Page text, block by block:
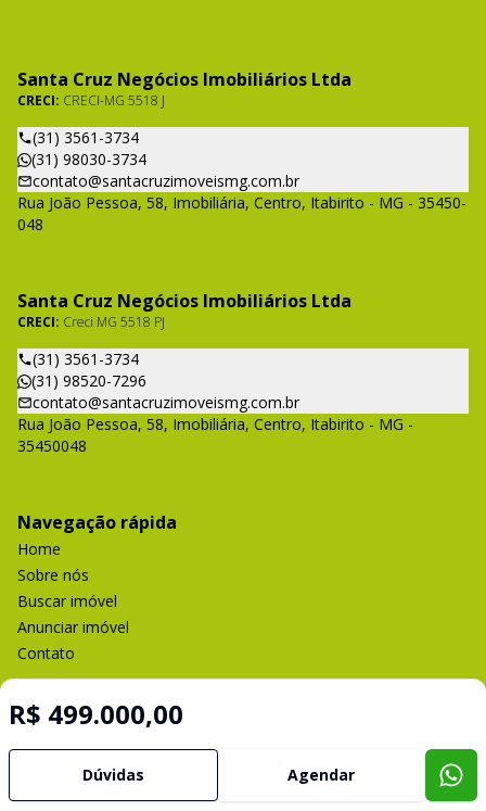
R$ 499.000,00
Dúvidas Agendar
Santa Cruz Negócios Imobiliários Ltda
CRECI: CRECI-MG 5518 J
(31) 3561-3734
(31) 98030-3734
contato@santacruzimoveismg.com.br
Rua João Pessoa, 58, Imobiliária, Centro, Itabirito - MG - 35450-
048
Santa Cruz Negócios Imobiliários Ltda
CRECI: Creci MG 5518 PJ
(31) 3561-3734
(31) 98520-7296
contato@santacruzimoveismg.com.br
Rua João Pessoa, 58, Imobiliária, Centro, Itabirito - MG -
35450048
Navegação rápida
Home
Sobre nós
Buscar imóvel
Anunciar imóvel
Contato
Selo de Tecnologia Loft